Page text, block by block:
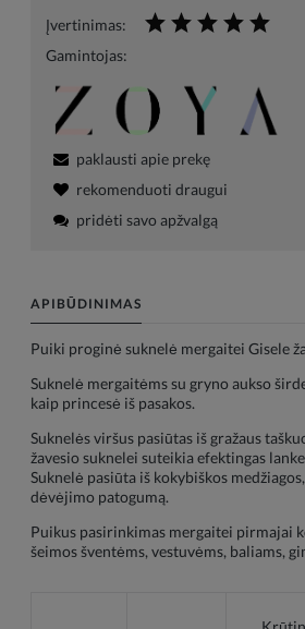
Įvertinimas:
Gamintojas:
paklausti apie prekę
rekomenduoti draugui
pridėti savo apžvalgą
APIBŪDINIMAS
Puiki proginė suknelė mergaitei Gisele
Suknelė mergaitėms su gryno aukso
kaip princesė iš pasakos.
Suknelės viršus pasiūtas iš gražaus
žavesio suknelei suteikia efektingas
Suknelė pasiūta iš kokybiškos
dėvėjimo patogumą.
Puikus pasirinkimas mergaitei pirmajai
šeimos šventėms, vestuvėms, baliams,